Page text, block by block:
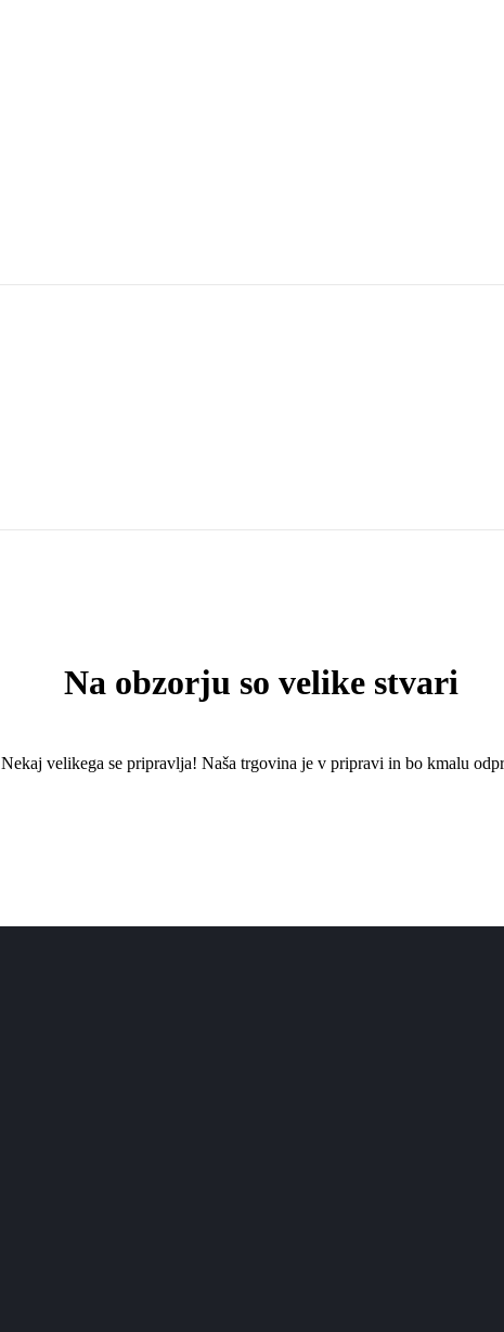
Na obzorju so velike stvari
Nekaj ​​velikega se pripravlja! Naša trgovina je v pripravi in ​​bo kmalu